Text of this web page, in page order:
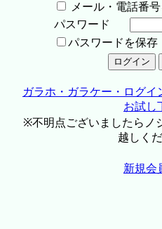
メール・電話番
パスワード
パスワードを保存
ガラホ・ガラケー・ログ
お試し
※不明点ございましたらノ
越しく
新規会